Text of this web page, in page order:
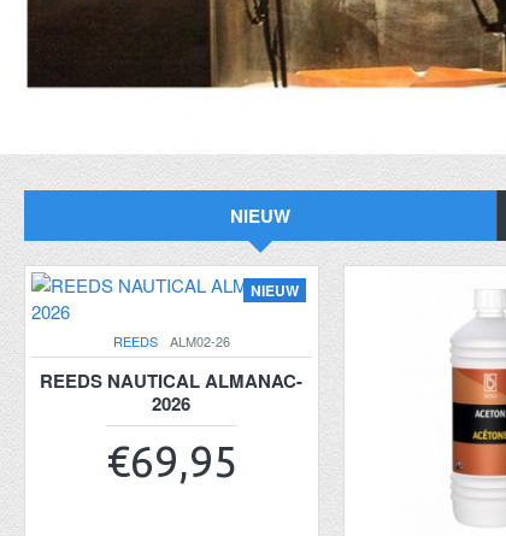
NIEUW
NIEUW
REEDS ALM02-26
REEDS NAUTICAL ALMANAC-
2026
€69,95